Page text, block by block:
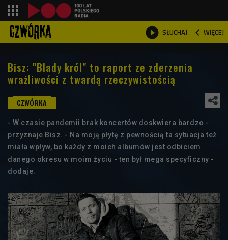
 SŁUCHAJ  WIĘCEJ

Bisz: "Blady król" to raport ze zderzenia
wrażliwości z twardą rzeczywistością
- W czasie pandemii brak koncertów doskwiera bardzo -
przyznaje Bisz. - Na moją płytę z pewnością ta sytuacja też
miała wpływ, bo każdy z moich albumów jest odbiciem
danego okresu w moim życiu - ten był mega specyficzny -
dodaje.